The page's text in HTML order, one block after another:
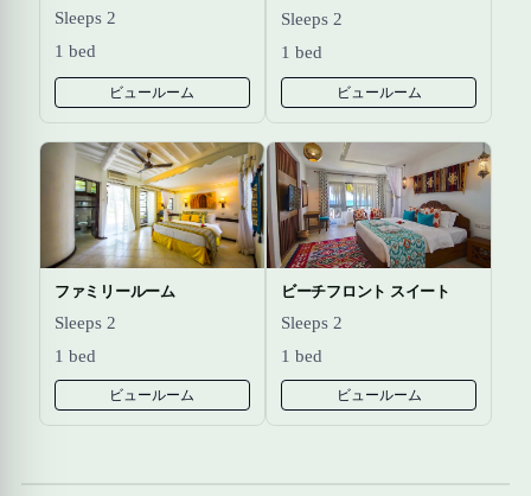
Sleeps 2
1 bed
ビュールーム
Sleeps 2
1 bed
ビュールーム
ファミリールーム
Sleeps 2
1 bed
ビュールーム
ビーチフロント スイート
Sleeps 2
1 bed
ビュールーム